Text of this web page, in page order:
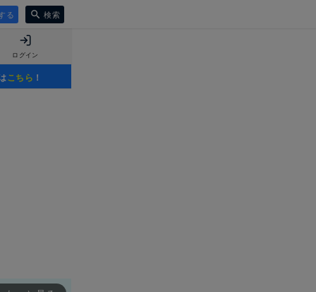
る 検索
ログイン
こちら ！